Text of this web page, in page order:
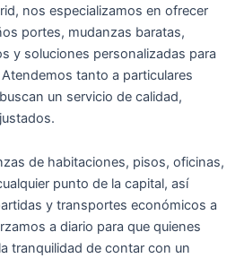
nos especializamos en ofrecer
portes, mudanzas baratas,
y soluciones personalizadas para
tanto a particulares
un servicio de calidad,
de habitaciones, pisos, oficinas,
punto de la capital, así
y transportes económicos a
a diario para que quienes
tranquilidad de contar con un